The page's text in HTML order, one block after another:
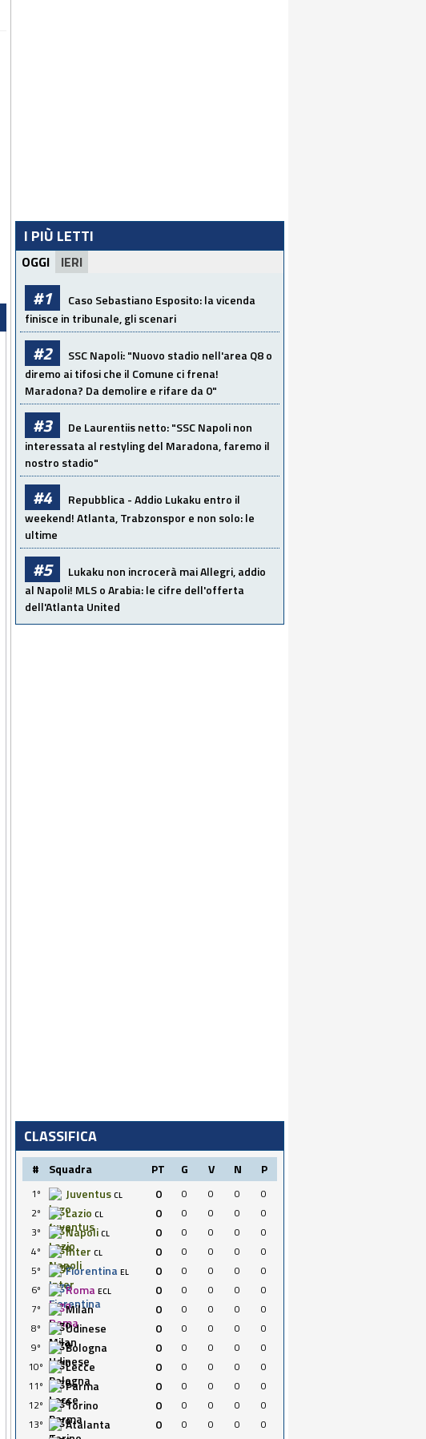
I PIÙ LETTI
OGGI IERI
#1
Caso Sebastiano Esposito: la vicenda
finisce in tribunale, gli scenari
#2
SSC Napoli: "Nuovo stadio nell'area Q8 o
diremo ai tifosi che il Comune ci frena!
Maradona? Da demolire e rifare da 0"
#3
De Laurentiis netto: "SSC Napoli non
interessata al restyling del Maradona, faremo il
nostro stadio"
#4
Repubblica - Addio Lukaku entro il
weekend! Atlanta, Trabzonspor e non solo: le
ultime
#5
Lukaku non incrocerà mai Allegri, addio
al Napoli! MLS o Arabia: le cifre dell'offerta
dell'Atlanta United
CLASSIFICA
# Squadra PT G V N P
1º Juventus CL 0 0 0 0
0
2º
Lazio CL 0 0 0 0
0
3º
Napoli CL 0 0 0 0
0
4º
Inter CL 0 0 0 0
0
5º
Fiorentina EL 0 0 0 0
0
6º
Roma ECL 0 0 0 0
0
7º
Milan 0 0 0 0
0
8º
Udinese 0 0 0 0
0
9º
Bologna 0 0 0 0
0
10º
Lecce 0 0 0 0
0
11º
Parma 0 0 0 0
0
12º
Torino 0 0 0 0
0
13º
Atalanta 0 0 0 0
0